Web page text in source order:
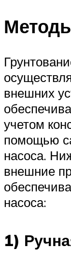
внешних
учетом
помощью
насоса.
внешние
насоса:
1)